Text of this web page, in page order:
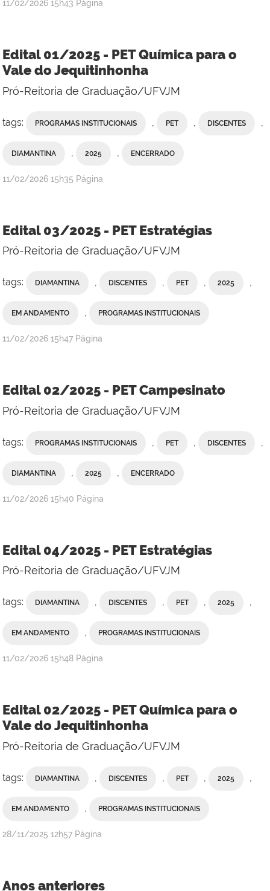
publicado
11/02/2026 15h43 Página
Edital 01/2025 - PET Química para o
Vale do Jequitinhonha
Pró-Reitoria de Graduação/UFVJM
tags: PROGRAMAS INSTITUCIONAIS PET DISCENTES
DIAMANTINA 2025 ENCERRADO
publicado
11/02/2026 15h35 Página
Edital 03/2025 - PET Estratégias
Pró-Reitoria de Graduação/UFVJM
tags: DIAMANTINA , DISCENTES , PET , 2025 ,
EM ANDAMENTO , PROGRAMAS INSTITUCIONAIS
publicado
11/02/2026 15h47 Página
Edital 02/2025 - PET Campesinato
Pró-Reitoria de Graduação/UFVJM
tags: PROGRAMAS INSTITUCIONAIS PET DISCENTES
DIAMANTINA 2025 ENCERRADO
publicado
11/02/2026 15h40 Página
Edital 04/2025 - PET Estratégias
Pró-Reitoria de Graduação/UFVJM
tags: DIAMANTINA , DISCENTES , PET , 2025 ,
EM ANDAMENTO , PROGRAMAS INSTITUCIONAIS
publicado
11/02/2026 15h48 Página
Edital 02/2025 - PET Química para o
Vale do Jequitinhonha
Pró-Reitoria de Graduação/UFVJM
tags: DIAMANTINA , DISCENTES , PET , 2025 ,
EM ANDAMENTO , PROGRAMAS INSTITUCIONAIS
publicado
28/11/2025 12h57 Página
Anos anteriores